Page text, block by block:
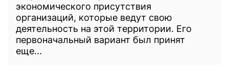
экономического присутствия
организаций, которые ведут свою
деятельность на этой территории. Его
первоначальный вариант был принят
еще...